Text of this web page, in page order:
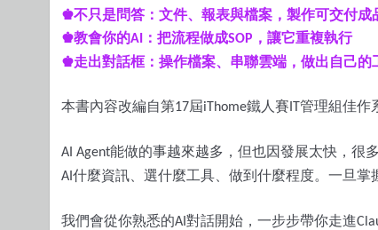
♚不只是問答：文件、報表與檔案，製作可交付成
♚教會你的AI ：把流程做成SOP ，讓它重複執行
♚走出對話框：操作檔案、串聯雲端，做出自己的
本書內容改編自第17屆iThome鐵人賽 管理組佳作
AI Agent能做的事越來越多，但也因發展太快，很
AI 什麼資訊、選什麼工具、做到什麼程度。一旦掌
我們會從你熟悉的AI 對話開始，一步步帶你走進